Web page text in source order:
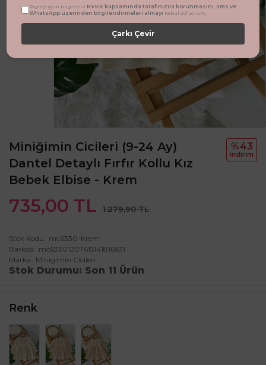
Miniğimin Cicileri (9-24 Ay)
Dantel Detaylı Fırfır Kollu Kız
Bebek Elbise - Krem
735,00 TL 1.279,90 TL
%43
i̇ndi̇ri̇m
Stok Kodu
mc6330-Krem
Barkod
mc63301207615141816631
Marka
Minigimin Cicileri
Stok Durumu Son 11 Ürün
Renk
Paylaştığım bilgilerin KVKK kapsamında tarafınızca korunmasını, sms ve
WhatsApp üzerinden bilgilendirmeleri almayı kabul ediyorum.
Çarkı Çevir